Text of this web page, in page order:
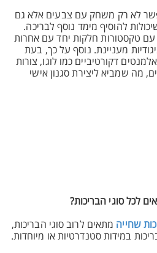
לא רק משחק עם צבעים אלא גם
להוסיף מימד נוסף לבריכה.
טקסטורות חלקות יחד עם אחרות
מעניינת. נוסף על כך, בעת
דקורטיביים כמו לוגו, צורות
מה שמביא ליצירת סגנון אישי
לכל סוגי הבריכות?
שחייה מתאים לרוב סוגי הבריכות,
במידות סטנדרטיות או מיוחדות.